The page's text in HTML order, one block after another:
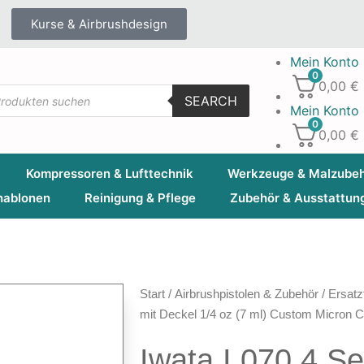
Kurse & Airbrushdesign
SEARCH
Mein Konto
0
0,00 €
Mein Konto
0
0,00 €
Kompressoren & Lufttechnik
Werkzeuge &
Reinigung & Pflege Zubehör &
Start / Airbrushpistolen & Zubehör /
mit Deckel 1/4 oz (7 ml) Custom Micron